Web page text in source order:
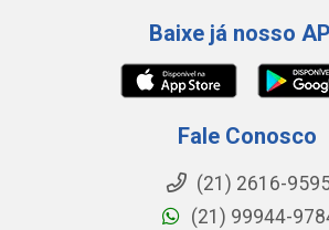
Baixe já nosso
Fale Conosco
(21) 2616-
(21) 99944-